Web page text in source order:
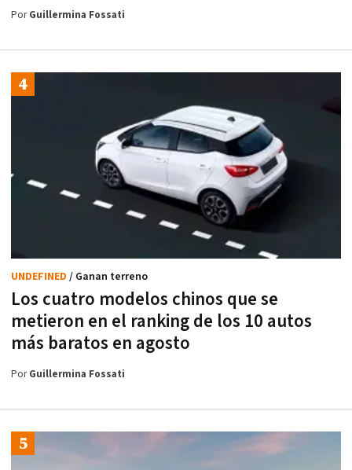
PorGuillermina Fossati
Los cuatro modelos chinos que se
metieron en el ranking de los 10 autos
más baratos en agosto
UNDEFINED / Ganan terreno
PorGuillermina Fossati